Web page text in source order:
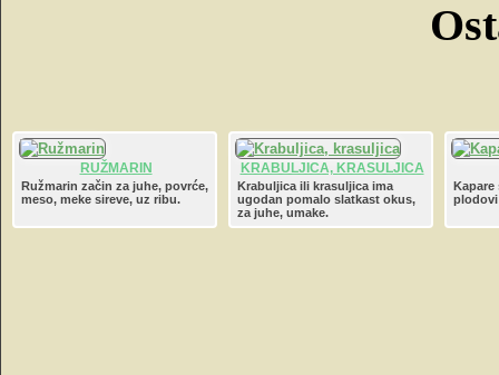
RUŽMARIN
Ružmarin začin za juhe, povrće,
meso, meke sireve, uz ribu.
KRABULJICA, KRASULJICA
Krabuljica ili krasuljica ima
ugodan pomalo slatkast okus,
za juhe, umake.
Kapare
plodovi